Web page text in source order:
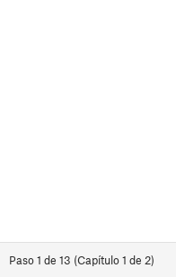
Paso1 de 13 (Capítulo1 de 2)